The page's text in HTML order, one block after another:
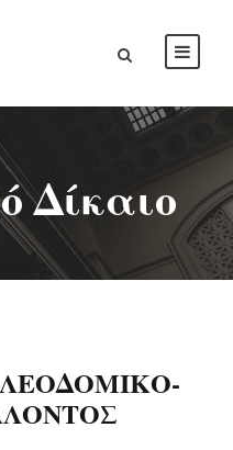
Δίκαιο